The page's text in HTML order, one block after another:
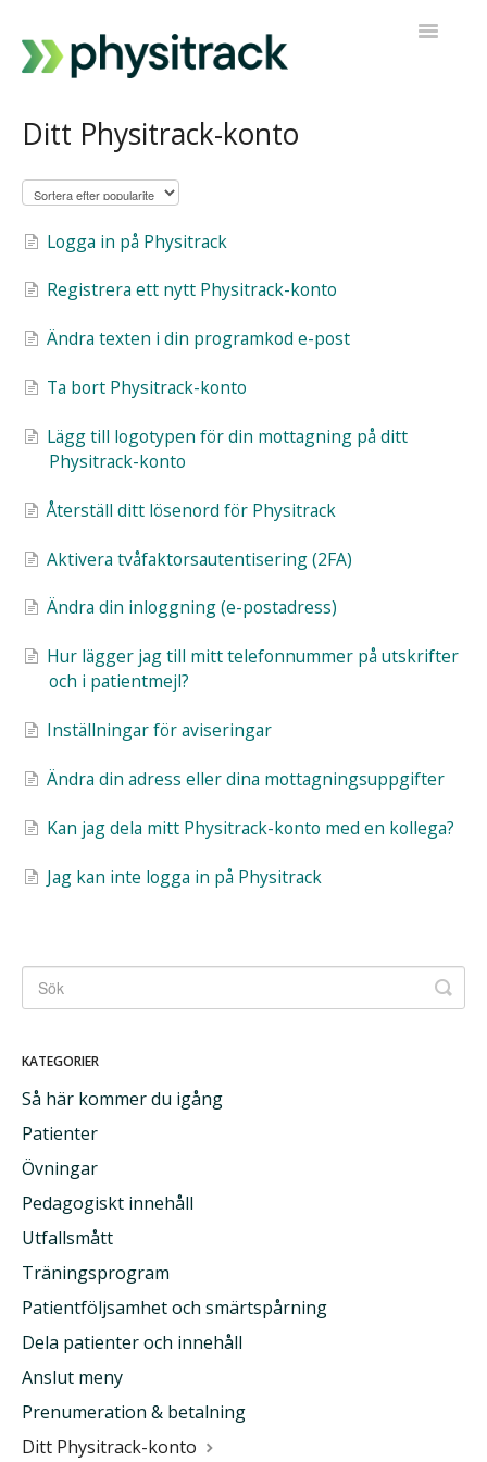
Toggle
Ditt Physitrack-konto
Logga in på Physitrack
Registrera ett nytt Physitrack-konto
Ändra texten i din programkod e-post
Ta bort Physitrack-konto
Lägg till logotypen för din mottagning på ditt
Physitrack-konto
Återställ ditt lösenord för Physitrack
Aktivera tvåfaktorsautentisering (2FA)
Ändra din inloggning (e-postadress)
Hur lägger jag till mitt telefonnummer på utskrifter
och i patientmejl?
Inställningar för aviseringar
Ändra din adress eller dina mottagningsuppgifter
Kan jag dela mitt Physitrack-konto med en kollega?
Jag kan inte logga in på Physitrack
KATEGORIER
Så här kommer du igång
Patienter
Övningar
Pedagogiskt innehåll
Utfallsmått
Träningsprogram
Patientföljsamhet och smärtspårning
Dela patienter och innehåll
Anslut meny
Prenumeration & betalning
Ditt Physitrack-konto